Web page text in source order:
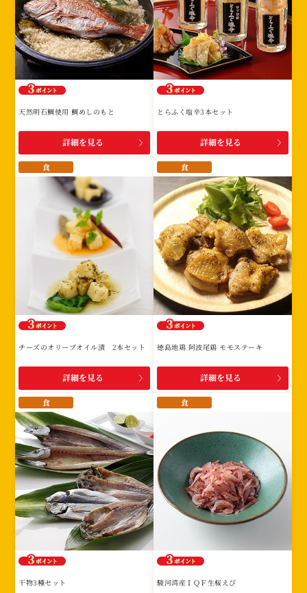
天然明石鯛使用 鯛めしのもと
詳細を見る
とらふく塩辛3本セット
詳細を見る
食
チーズのオリーブオイル漬 2本セット
詳細を見る
食
徳島地鶏 阿波尾鶏 モモステーキ
詳細を見る
食
干物3種セット
食
駿河湾産ＩＱＦ生桜えび